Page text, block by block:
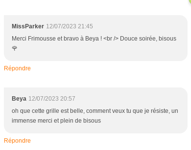
MissParker 12/07/2023 21:45
Merci Frimousse et bravo à Beya ! <br /> Douce soirée, bisous
🌹
Répondre
Beya 12/07/2023 20:57
oh que cette grille est belle, comment veux tu que je résiste, un
immense merci et plein de bisous
Répondre